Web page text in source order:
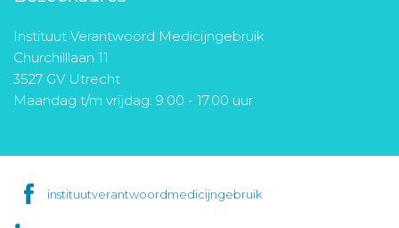
Instituut Verantwoord Medicijngebruik
Churchilllaan 11
3527 GV Utrecht
Maandag t/m vrijdag: 9.00 - 17.00 uur
instituutverantwoordmedicijngebruik